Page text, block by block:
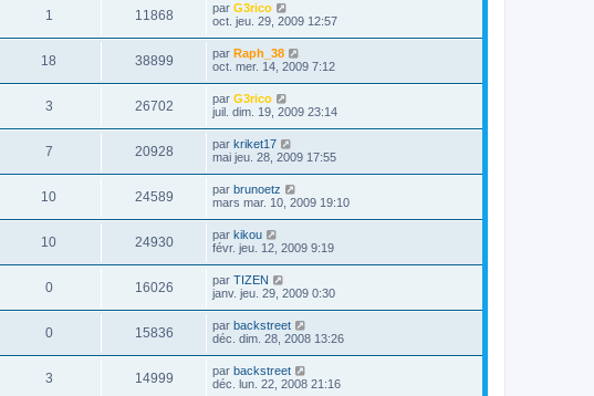
1 11868 par G3rico
oct. jeu. 29, 2009 12:57
18 38899 par Raph_38
oct. mer. 14, 2009 7:12
3 26702 par G3rico
juil. dim. 19, 2009 23:14
7 20928 par kriket17
mai jeu. 28, 2009 17:55
10 24589 par brunoetz
mars mar. 10, 2009 19:10
10 24930 par kikou
févr. jeu. 12, 2009 9:19
0 16026 par TIZEN
janv. jeu. 29, 2009 0:30
0 15836 par backstreet
déc. dim. 28, 2008 13:26
3 14999 par backstreet
déc. lun. 22, 2008 21:16